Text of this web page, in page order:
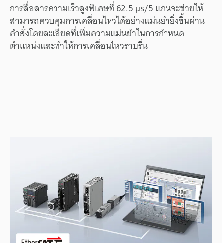
การสื่อสารความเร็วสูงพิเศษที่62.5 µs/5แกนจะช่วยให้
สามารถควบคุมการเคลื่อนไหวได้อย่างแม่นยำยิ่งขึ้นผ่าน
คำสั่งโดยละเอียดที่เพิ่มความแม่นยำในการกำหนด
ตำแหน่งและทำให้การเคลื่อนไหวราบรื่น